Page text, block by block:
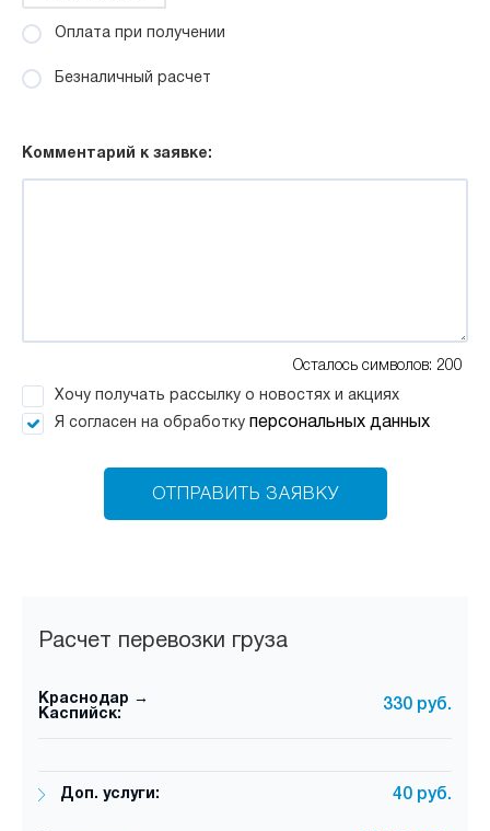
Оплата при получении
Безналичный расчет
Комментарий к заявке:
Осталось символов: 200
Хочу получать рассылку о новостях и акциях
Я согласен на обработку персональных данных
Расчет перевозки груза
Краснодар →
Каспийск:
330 руб.
Доп. услуги: 40 руб.